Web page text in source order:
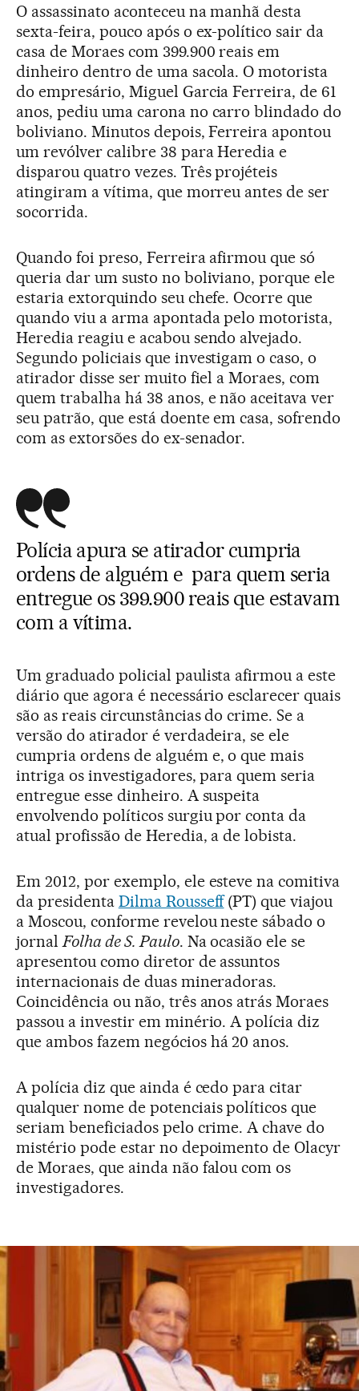
O assassinato aconteceu na manhã desta
sexta-feira, pouco após o ex-político sair da
casa de Moraes com 399.900 reais em
dinheiro dentro de uma sacola. O motorista
do empresário, Miguel Garcia Ferreira, de 61
anos, pediu uma carona no carro blindado do
boliviano. Minutos depois, Ferreira apontou
um revólver calibre 38 para Heredia e
disparou quatro vezes. Três projéteis
atingiram a vítima, que morreu antes de ser
socorrida.
Quando foi preso, Ferreira afirmou que só
queria dar um susto no boliviano, porque ele
estaria extorquindo seu chefe. Ocorre que
quando viu a arma apontada pelo motorista,
Heredia reagiu e acabou sendo alvejado.
Segundo policiais que investigam o caso, o
atirador disse ser muito fiel a Moraes, com
quem trabalha há 38 anos, e não aceitava ver
seu patrão, que está doente em casa, sofrendo
com as extorsões do ex-senador.
Polícia apura se atirador cumpria
ordens de alguém e para quem seria
entregue os 399.900 reais que estavam
com a vítima.
Um graduado policial paulista afirmou a este
diário que agora é necessário esclarecer quais
são as reais circunstâncias do crime. Se a
versão do atirador é verdadeira, se ele
cumpria ordens de alguém e, o que mais
intriga os investigadores, para quem seria
entregue esse dinheiro. A suspeita
envolvendo políticos surgiu por conta da
atual profissão de Heredia, a de lobista.
Em 2012, por exemplo, ele esteve na comitiva
da presidenta Dilma Rousseff(PT) que viajou
a Moscou, conforme revelou neste sábado o
jornalFolha de S. Paulo. Na ocasião ele se
apresentou como diretor de assuntos
internacionais de duas mineradoras.
Coincidência ou não, três anos atrás Moraes
passou a investir em minério. A polícia diz
que ambos fazem negócios há 20 anos.
A polícia diz que ainda é cedo para citar
qualquer nome de potenciais políticos que
seriam beneficiados pelo crime. A chave do
mistério pode estar no depoimento de Olacyr
de Moraes, que ainda não falou com os
investigadores.